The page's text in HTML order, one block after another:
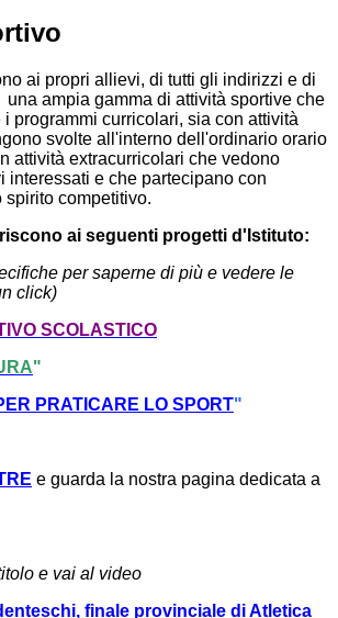
ai propri allievi, di tutti gli indirizzi e di
una ampia gamma di attività sportive che
programmi curricolari, sia con attività
svolte all'interno dell'ordinario orario
attività extracurricolari che vedono
interessati e che partecipano con
competitivo.
ai seguenti progetti d'Istituto:
per saperne di più e vedere le
click)
SCOLASTICO
"
PRATICARE LO SPORT"
e guarda la nostra pagina dedicata a
e vai al video
finale provinciale di Atletica